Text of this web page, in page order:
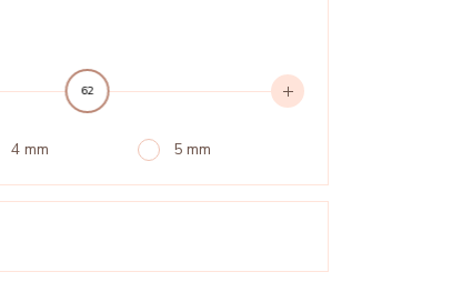
62
4 mm 5 mm